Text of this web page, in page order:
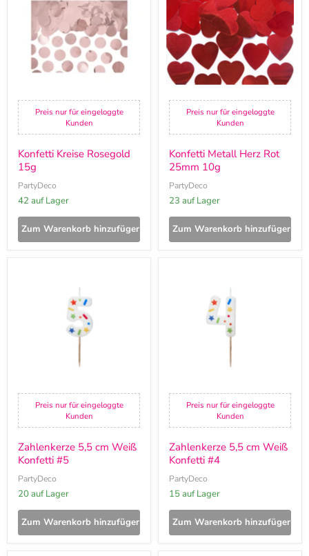
Preis nur für eingeloggte
Kunden
Konfetti Kreise Rosegold
15g
PartyDeco
42 auf Lager
Zum Warenkorb hinzufügen
Rot
25mm
10g
Preis nur für eingeloggte
Kunden
Konfetti Metall Herz Rot
25mm 10g
PartyDeco
23 auf Lager
Zum Warenkorb hinzufügen
Preis nur für eingeloggte
Kunden
Zahlenkerze 5,5 cm Weiß
Konfetti #5
PartyDeco
20 auf Lager
Zum Warenkorb hinzufügen
Preis nur für eingeloggte
Kunden
Zahlenkerze 5,5 cm Weiß
Konfetti #4
PartyDeco
15 auf Lager
Zum Warenkorb hinzufügen